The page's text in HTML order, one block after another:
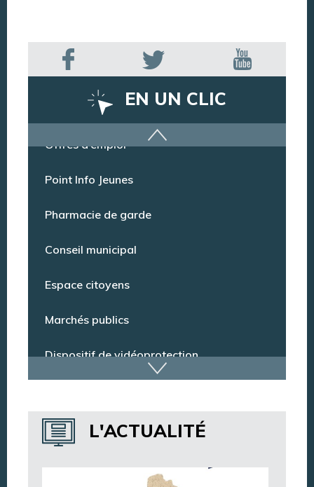
EN UN CLIC
Dispositif de vidéoprotection
Annuaire des services
Annuaire des associations
Argentan Aujourd’hui
L'ACTUALITÉ